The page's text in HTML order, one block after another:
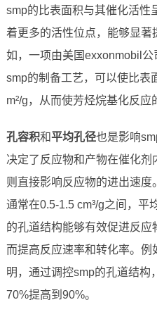
smp的比表面积与其催化活性
着更多的活性位点，能够显著
如，一项由美国exxonmobil
smp的制备工艺，可以使比表
m²/g，从而使芳烃烷基化反应
孔容积和平均孔径也是影响
决定了反应物和产物在催化
则直接影响反应物的进出速
通常在0.5-1.5 cm³/g之间，平
的孔道结构能够有效促进反
而提高反应速率和转化率。
明，通过调控smp的孔道结构
70%提高到90%。